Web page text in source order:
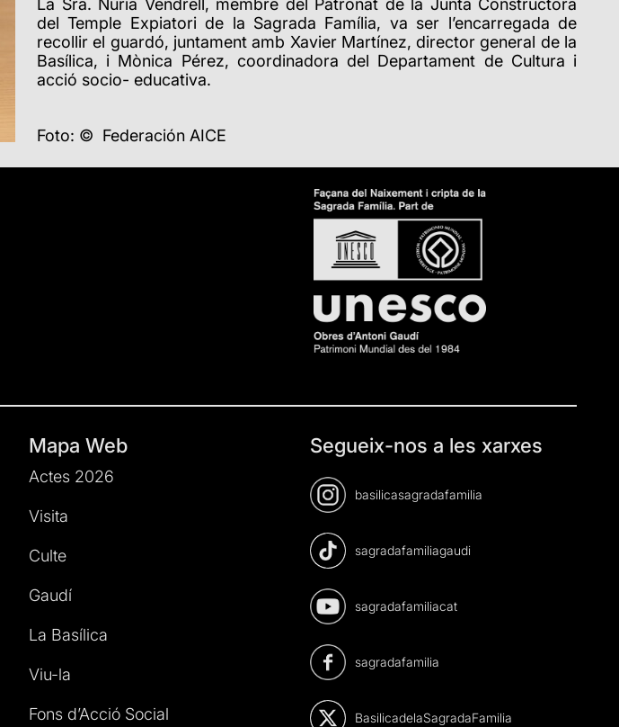
La Sra. Núria Vendrell, membre del Patronat de la Junta Constructora
del Temple Expiatori de la Sagrada Família, va ser l’encarregada de
recollir el guardó, juntament amb Xavier Martínez, director general de la
Basílica, i Mònica Pérez, coordinadora del Departament de Cultura i
acció socio- educativa.
Foto: © Federación AICE
Mapa Web
Actes 2026
Visita
Culte
Gaudí
La Basílica
Viu-la
Fons d’Acció Social
Segueix-nos a les xarxes
basilicasagradafamilia
sagradafamiliagaudi
sagradafamiliacat
sagradafamilia
BasilicadelaSagradaFamilia